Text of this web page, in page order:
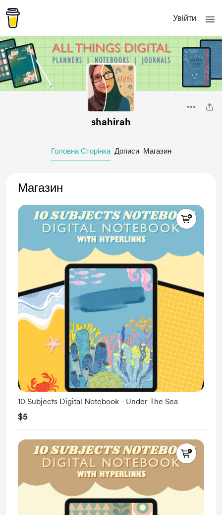
Увійти
shahirah
Головна Сторінка Дописи Магазин
Магазин
10 Subjects Digital Notebook - Under The Sea
$5